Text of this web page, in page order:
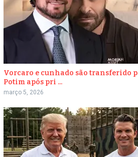
Vorcaro e cunhado são transferido
Potim após pri ...
março 5, 2026